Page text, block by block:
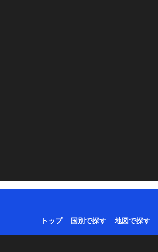
トップ 国別で探す 地図で探す